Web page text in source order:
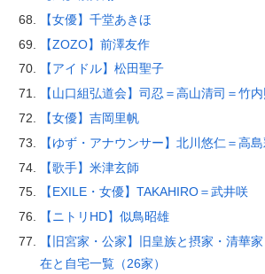
【女優】千堂あきほ
【ZOZO】前澤友作
【アイドル】松田聖子
【山口組弘道会】司忍＝高山清司＝竹内
【女優】吉岡里帆
【ゆず・アナウンサー】北川悠仁＝高
【歌手】米津玄師
【EXILE・女優】TAKAHIRO＝武井咲
【ニトリHD】似鳥昭雄
【旧宮家・公家】旧皇族と摂家・清華
在と自宅一覧（26家）